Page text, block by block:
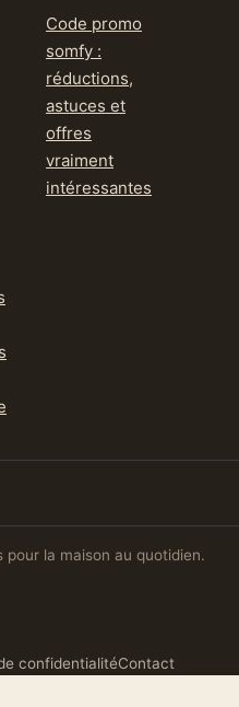
Code promo
somfy :
réductions,
astuces et
offres
vraiment
intéressantes
la maison au quotidien.
confidentialitéContact